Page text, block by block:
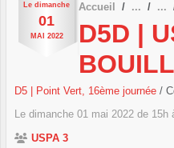
Le dimanche
01
MAI 2022
Accueil
D5D |
D5 | Point Vert, 16ème journée /
Le dimanche 01 mai 2022 de 15h
USPA 3